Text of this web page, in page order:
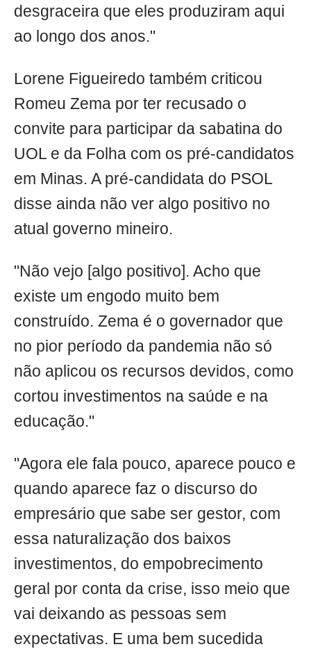
desgraceira que eles produziram aqui
ao longo dos anos."
Lorene Figueiredo também criticou
Romeu Zema por ter recusado o
convite para participar da sabatina do
UOL e da Folha com os pré-candidatos
em Minas. A pré-candidata do PSOL
disse ainda não ver algo positivo no
atual governo mineiro.
"Não vejo [algo positivo]. Acho que
existe um engodo muito bem
construído. Zema é o governador que
no pior período da pandemia não só
não aplicou os recursos devidos, como
cortou investimentos na saúde e na
educação."
"Agora ele fala pouco, aparece pouco e
quando aparece faz o discurso do
empresário que sabe ser gestor, com
essa naturalização dos baixos
investimentos, do empobrecimento
geral por conta da crise, isso meio que
vai deixando as pessoas sem
expectativas. E uma bem sucedida